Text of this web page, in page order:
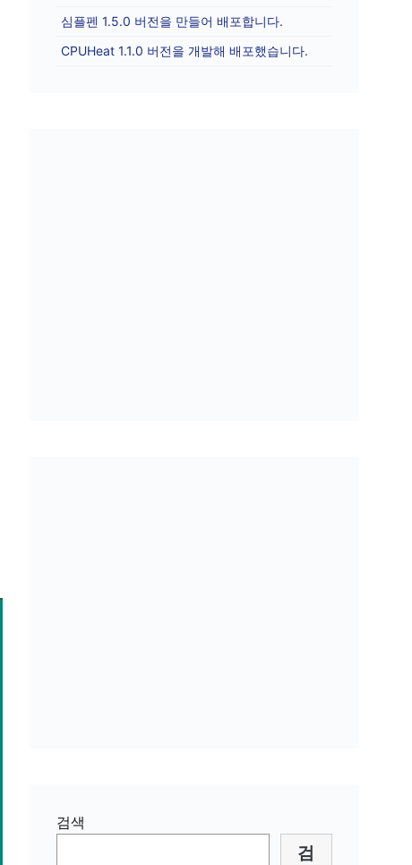
심플펜 1.5.0 버전을 만들어 배포합니다.
CPUHeat 1.1.0 버전을 개발해 배포했습니다.
검색
검